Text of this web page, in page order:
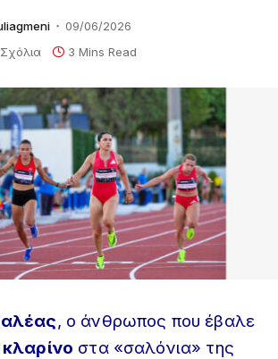
09/06/2026
3 Mins Read
, ο άνθρωπος που έβαλε
στα «σαλόνια» της